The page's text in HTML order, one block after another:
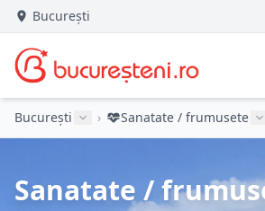
București
București › Sanatate / frumusete
Sanatate /